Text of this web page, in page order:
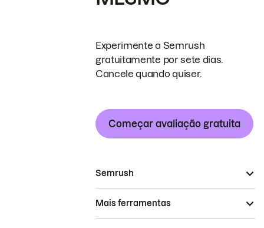
Experimente a Semrush
gratuitamente por sete dias.
Cancele quando quiser.
Começar avaliação gratuita
Semrush
Mais ferramentas